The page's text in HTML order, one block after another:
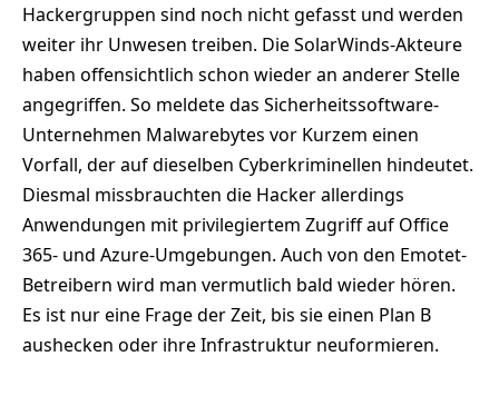
Hackergruppen sind noch nicht gefasst und werden
weiter ihr Unwesen treiben. Die SolarWinds-Akteure
haben offensichtlich schon wieder an anderer Stelle
angegriffen. So meldete das Sicherheitssoftware-
Unternehmen Malwarebytes vor Kurzem einen
Vorfall, der auf dieselben Cyberkriminellen hindeutet.
Diesmal missbrauchten die Hacker allerdings
Anwendungen mit privilegiertem Zugriff auf Office
365- und Azure-Umgebungen. Auch von den Emotet-
Betreibern wird man vermutlich bald wieder hören.
Es ist nur eine Frage der Zeit, bis sie einen Plan B
aushecken oder ihre Infrastruktur neuformieren.